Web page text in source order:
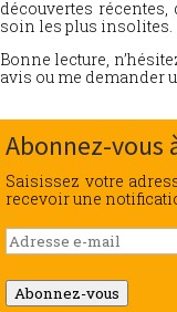
découvertes
soin les plus insolites.
Bonne lecture,
avis ou me demander
Abonnez-vous
Saisissez votre
recevoir une
Adresse
e-
mail
Abonnez-vous